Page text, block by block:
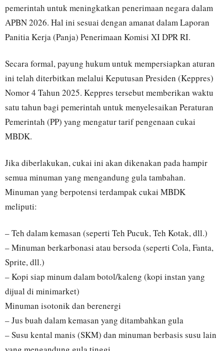
pemerintah untuk meningkatkan penerimaan negara dalam
APBN 2026. Hal ini sesuai dengan amanat dalam Laporan
Panitia Kerja (Panja) Penerimaan Komisi XI DPR RI.
Secara formal, payung hukum untuk mempersiapkan aturan
ini telah diterbitkan melalui Keputusan Presiden (Keppres)
Nomor 4 Tahun 2025. Keppres tersebut memberikan waktu
satu tahun bagi pemerintah untuk menyelesaikan Peraturan
Pemerintah (PP) yang mengatur tarif pengenaan cukai
MBDK.
Jika diberlakukan, cukai ini akan dikenakan pada hampir
semua minuman yang mengandung gula tambahan.
Minuman yang berpotensi terdampak cukai MBDK
meliputi:
– Teh dalam kemasan (seperti Teh Pucuk, Teh Kotak, dll.)
– Minuman berkarbonasi atau bersoda (seperti Cola, Fanta,
Sprite, dll.)
– Kopi siap minum dalam botol/kaleng (kopi instan yang
dijual di minimarket)
Minuman isotonik dan berenergi
– Jus buah dalam kemasan yang ditambahkan gula
– Susu kental manis (SKM) dan minuman berbasis susu lain